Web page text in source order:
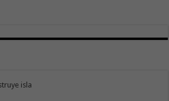
isla